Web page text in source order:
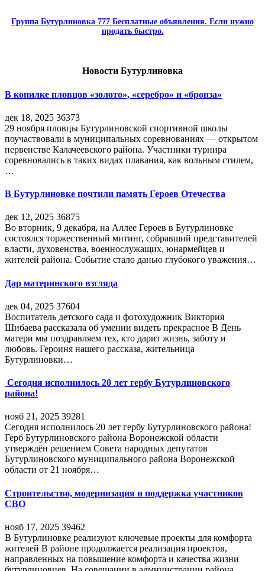
Группа Бутурлиновка 777 Бесплатные объявления. Если нужно
продать быстро.
Новости Бутурлиновка
В копилке пловцов «золото», «серебро» и «бронза»
дек 18, 2025 36373
29 ноября пловцы Бутурлиновской спортивной школы
поучаствовали в муниципальных соревнованиях — открытом
первенстве Калачеевского района. Участники турнира
соревновались в таких видах плавания, как вольным стилем,
…
В Бутурлиновке почтили память Героев Отечества
дек 12, 2025 36875
Во вторник, 9 декабря, на Аллее Героев в Бутурлиновке
состоялся торжественный митинг, собравший представителей
власти, духовенства, военнослужащих, юнармейцев и
жителей района. Событие стало данью глубокого уважения…
Дар материнского взгляда
дек 04, 2025 37604
Воспитатель детского сада и фотохудожник Виктория
Шибаева рассказала об умении видеть прекрасное В День
матери мы поздравляем тех, кто дарит жизнь, заботу и
любовь. Героиня нашего рассказа, жительница
Бутурлиновки…
Сегодня исполнилось 20 лет гербу Бутурлиновского
района!
нояб 21, 2025 39281
Сегодня исполнилось 20 лет гербу Бутурлиновского района!
Герб Бутурлиновского района Воронежской области
утверждён решением Совета народных депутатов
Бутурлиновского муниципального района Воронежской
области от 21 ноября…
Строительство, модернизация и поддержка участников
СВО
нояб 17, 2025 39462
В Бутурлиновке реализуют ключевые проекты для комфорта
жителей В районе продолжается реализация проектов,
направленных на повышение комфорта и качества жизни